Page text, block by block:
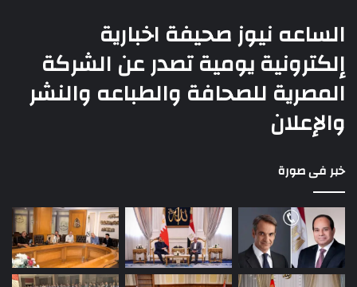
الساعه نيوز صحيفة اخبارية
إلكترونية يومية تصدر عن الشركة
المصرية للصحافة والطباعه والنشر
والإعلان
خبر فى صورة